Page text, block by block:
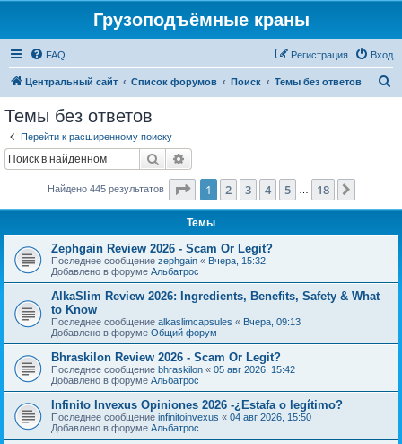
Грузоподъёмные краны
FAQ Вход
Регистрация
Центральный сайт Список форумов Поиск Темы без ответов
Темы без ответов
Перейти к расширенному поиску
Поиск
Найдено 445 результатов Страница из 18
1 2 3 4 5 18
Темы
Zephgain Review 2026 - Scam Or Legit?
Последнее сообщение zephgain « Вчера, 15:32
Добавлено в форуме Альбатрос
AlkaSlim Review 2026: Ingredients, Benefits, Safety & What
to Know
Последнее сообщение alkaslimcapsules « Вчера, 09:13
Добавлено в форуме Общий форум
Bhraskilon Review 2026 - Scam Or Legit?
Последнее сообщение bhraskilon « 05 авг 2026, 15:42
Добавлено в форуме Альбатрос
Infinito Invexus Opiniones 2026 -¿Estafa o legítimo?
Последнее сообщение infinitoinvexus « 04 авг 2026, 15:50
Добавлено в форуме Альбатрос